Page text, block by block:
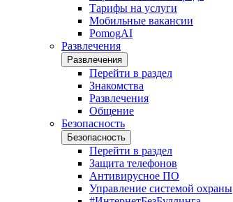
Тарифы на услуги
Мобильные вакансии
PomogAI
Развлечения
Развлечения
Перейти в раздел
Знакомства
Развлечения
Общение
Безопасность
Безопасность
Перейти в раздел
Защита телефонов
Антивирусное ПО
Управление системой охраны